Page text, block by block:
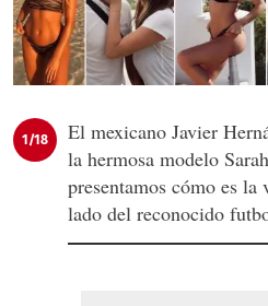
1/18
El mexicano Javier
la hermosa modelo
presentamos cómo es la
lado del reconocido